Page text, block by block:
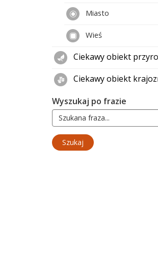
Miasto
Wieś
Ciekawy obiekt
Ciekawy obiekt
Wyszukaj po frazie